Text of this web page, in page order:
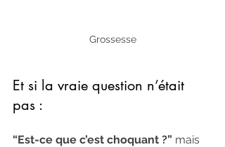
Grossesse
Et si la vraie question n’était
pas :
“Est-ce que c’est choquant ?” mais